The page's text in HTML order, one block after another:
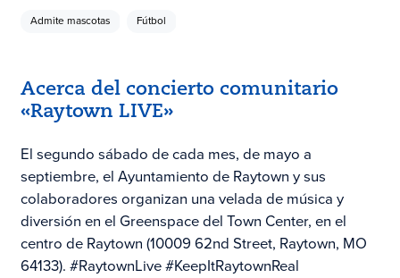
Admite mascotas Fútbol
Acerca del concierto comunitario
«Raytown LIVE»
El segundo sábado de cada mes, de mayo a
septiembre, el Ayuntamiento de Raytown y sus
colaboradores organizan una velada de música y
diversión en el Greenspace del Town Center, en el
centro de Raytown (10009 62nd Street, Raytown, MO
64133). #RaytownLive #KeepItRaytownReal